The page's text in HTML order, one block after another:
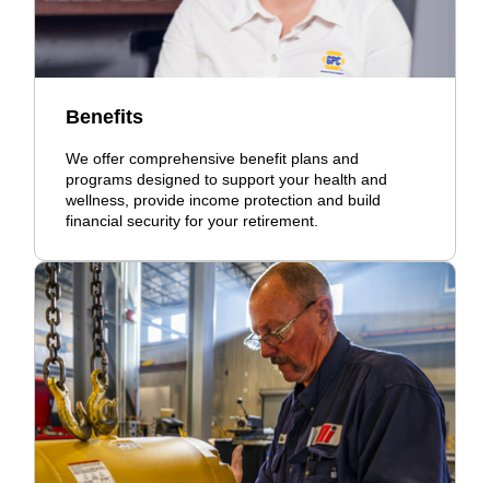
Benefits
We offer comprehensive benefit plans and
programs designed to support your health and
wellness, provide income protection and build
financial security for your retirement.